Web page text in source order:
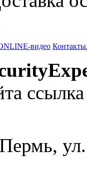
видео Контакты